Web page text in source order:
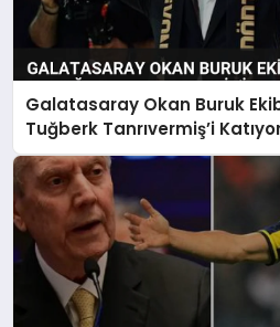
Galatasaray Okan Buruk
Tuğberk Tanrıvermiş’i